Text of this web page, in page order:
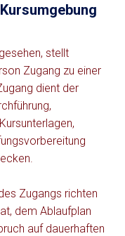
stellt
Zugang zu einer
dient der
Zugangs richten
dem Ablaufplan
auf dauerhaften